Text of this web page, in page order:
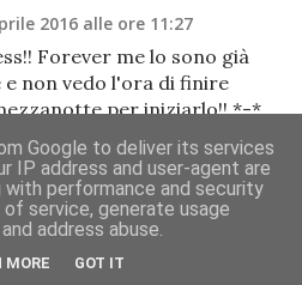
2016 alle ore 11:27
Forever me lo sono già
non vedo l'ora di finire
per iniziarlo!! *-*
2016 alle ore 11:52
*__* E' da un sacco
Però ci sono anche titoli
Google to deliver its services
IP address and user-agent are
with performance and security
service, generate usage
address abuse.
MORE GOT IT